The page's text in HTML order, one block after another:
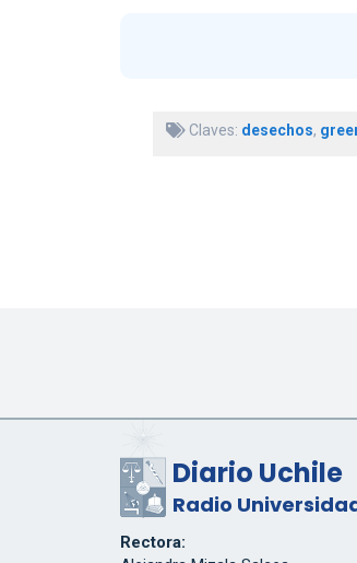
Claves: desechos,
Diario Uchile
Radio
Rectora: